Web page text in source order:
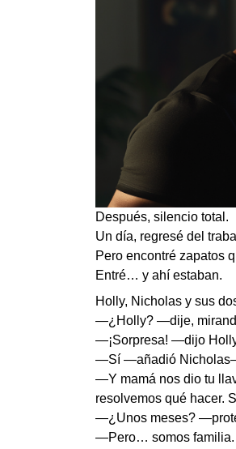
Después, silencio total.
Un día, regresé del
Pero encontré zapatos
Entré… y ahí estaban.
Holly, Nicholas y sus
—¿Holly? —dije,
—¡Sorpresa! —dijo
—Sí —añadió Nicholas—.
—Y mamá nos dio tu
resolvemos qué hacer.
—¿Unos meses?
—Pero… somos familia.